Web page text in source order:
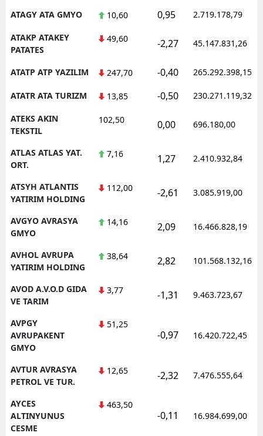
ATAGY ATA GMYO 10,60 0,95 2.719.178,79
ATAKP ATAKEY
PATATES
49,60 -2,27 45.147.831,26
ATATP ATP YAZILIM 247,70 -0,40 265.292.398,15
ATATR ATA TURIZM 13,85 -0,50 230.271.119,32
ATEKS AKIN
TEKSTIL
102,50 0,00 696.180,00
ATLAS ATLAS YAT.
ORT.
7,16 1,27 2.410.932,84
ATSYH ATLANTIS
YATIRIM HOLDING
112,00 -2,61 3.085.919,00
AVGYO AVRASYA
GMYO
14,16 2,09 16.466.828,19
AVHOL AVRUPA
YATIRIM HOLDING
38,64 2,82 101.568.132,16
AVOD A.V.O.D GIDA
VE TARIM
3,77 -1,31 9.463.723,67
AVPGY
AVRUPAKENT
GMYO
51,25
-0,97 16.420.722,45
AVTUR AVRASYA
PETROL VE TUR.
12,65 -2,32 7.476.555,64
AYCES
ALTINYUNUS
CESME
463,50
-0,11 16.984.699,00